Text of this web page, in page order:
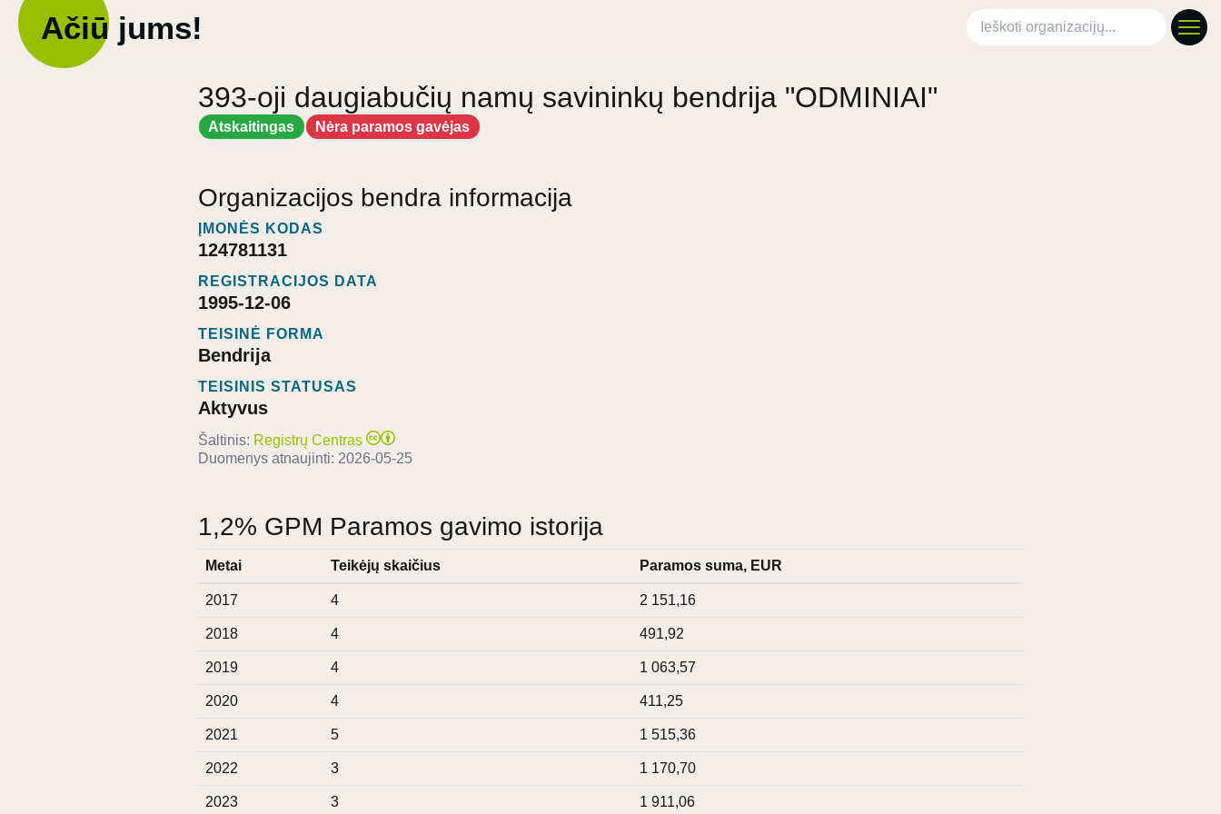
Ačiū jums! Ieškoti organizacijų
393-oji daugiabučių namų savininkų bendrija "ODMINIAI"
Atskaitingas Nėra paramos gavėjas
Organizacijos bendra informacija
ĮMONĖS KODAS
124781131
REGISTRACIJOS DATA
1995-12-06
TEISINĖ FORMA
Bendrija
TEISINIS STATUSAS
Aktyvus
Šaltinis: Registrų Centras
Duomenys atnaujinti: 2026-05-25
1,2% GPM Paramos gavimo istorija
Metai Teikėjų skaičius Paramos suma, EUR
2017 4 2 151,16
2018 4 491,92
2019 4 1 063,57
2020 4 411,25
2021 5 1 515,36
2022 3 1 170,70
2023 3 1 911,06